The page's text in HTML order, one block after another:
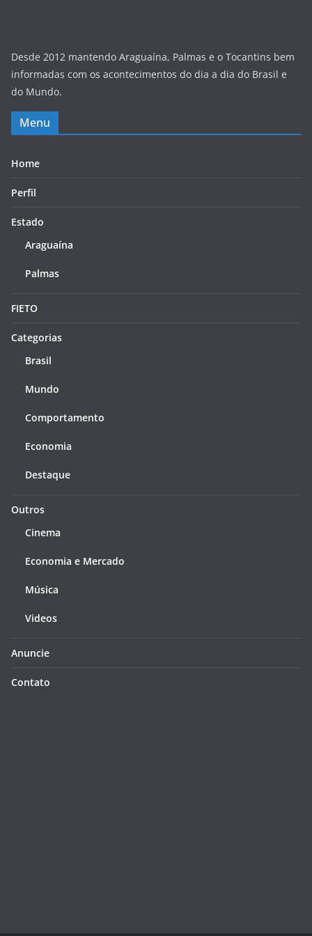
Desde 2012 mantendo Araguaína, Palmas e o Tocantins bem
informadas com os acontecimentos do dia a dia do Brasil e
do Mundo.
Menu
Home
Perfil
Estado
Araguaína
Palmas
FIETO
Categorias
Brasil
Mundo
Comportamento
Economia
Destaque
Outros
Cinema
Economia e Mercado
Música
Videos
Anuncie
Contato